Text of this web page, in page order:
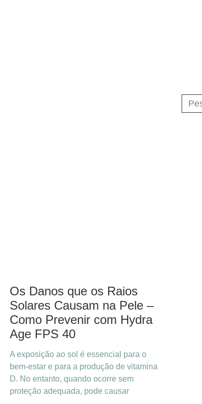
Os Danos que os Raios
Solares Causam na Pele –
Como Prevenir com Hydra
Age FPS 40
A exposição ao sol é essencial para o
bem-estar e para a produção de vitamina
D. No entanto, quando ocorre sem
proteção adequada, pode causar